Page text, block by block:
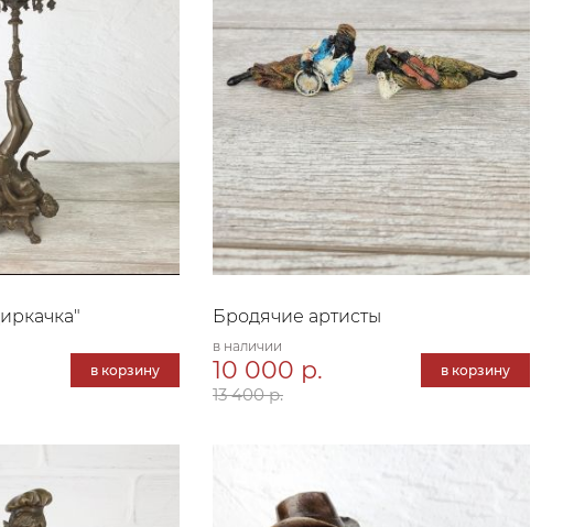
в корзину
Бродячие артисты
в наличии
10 000 р.
13 400 р.
в корзину